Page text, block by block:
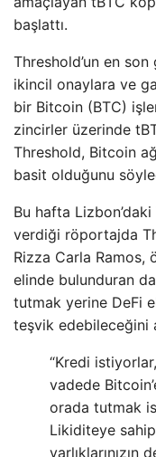
başlattı.
Threshold’un en
ikincil onaylara ve
bir Bitcoin (BTC)
zincirler üzerinde
Threshold, Bitcoin
basit olduğunu
Bu hafta
verdiği röportajda
Rizza Carla Ramos,
elinde bulunduran
tutmak yerine DeFi
teşvik edebileceğini
“Kredi
vadede
orada tutmak
Likiditeye